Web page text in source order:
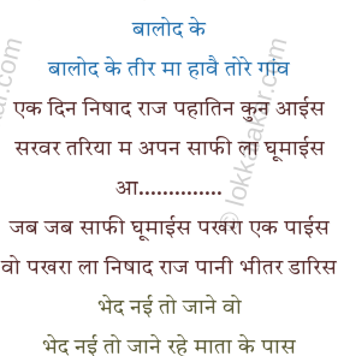
बालोद के
बालोद के तीर मा हावै तोरे गांव
एक दिन निषाद राज पहातिन कुन आईस
सरवर तरिया म अपन साफी ला घूमाईस
आ..............
जब जब साफी घूमाईस पखरा एक पाईस
वो पखरा ला निषाद राज पानी भीतर डारिस
भेद नई तो जाने वो
भेद नई तो जाने रहे माता के पास